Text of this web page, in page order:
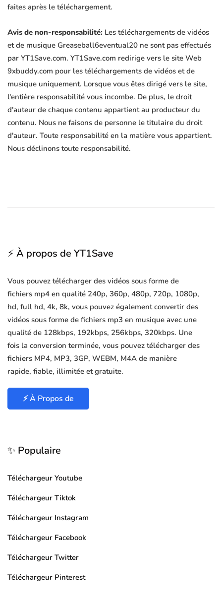
faites après le téléchargement.
Avis de non-responsabilité: Les téléchargements de vidéos
et de musique Greaseball6eventual20 ne sont pas effectués
par YT1Save.com. YT1Save.com redirige vers le site Web
9xbuddy.com pour les téléchargements de vidéos et de
musique uniquement. Lorsque vous êtes dirigé vers le site,
l'entière responsabilité vous incombe. De plus, le droit
d'auteur de chaque contenu appartient au producteur du
contenu. Nous ne faisons de personne le titulaire du droit
d'auteur. Toute responsabilité en la matière vous appartient.
Nous déclinons toute responsabilité.
⚡ À propos de YT1Save
Vous pouvez télécharger des vidéos sous forme de
fichiers mp4 en qualité 240p, 360p, 480p, 720p, 1080p,
hd, full hd, 4k, 8k, vous pouvez également convertir des
vidéos sous forme de fichiers mp3 en musique avec une
qualité de 128kbps, 192kbps, 256kbps, 320kbps. Une
fois la conversion terminée, vous pouvez télécharger des
fichiers MP4, MP3, 3GP, WEBM, M4A de manière
rapide, fiable, illimitée et gratuite.
⚡ À Propos de
✨ Populaire
Téléchargeur Youtube
Téléchargeur Tiktok
Téléchargeur Instagram
Téléchargeur Facebook
Téléchargeur Twitter
Téléchargeur Pinterest